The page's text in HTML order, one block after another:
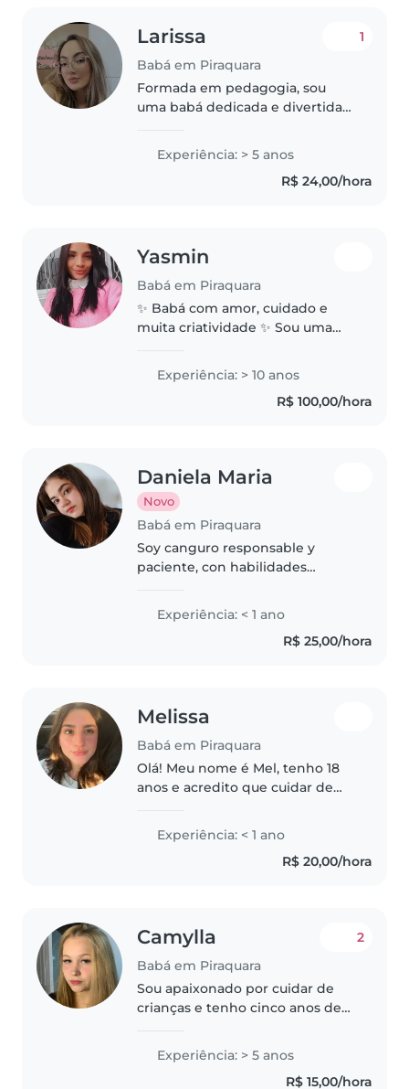
Larissa
Babá em Piraquara
1
Formada em pedagogia, sou
uma babá dedicada e divertida
cuidando de crianças em
diferentes faixas etárias, desde
crianças pequenas até crianças
Experiência: > 5 anos
R$ 24,00/hora
Yasmin
Babá em Piraquara
✨ Babá com amor, cuidado e
muita criatividade ✨ Sou uma
responsável, apaixonada por
cuidar e acompanhar o
desenvolvimento das crianças
Experiência: > 10 anos
R$ 100,00/hora
Daniela Maria
Novo
Babá em Piraquara
Soy canguro responsable y
paciente, con habilidades
Me encanta interactuar con
niños en edad preescolar,
escolar y de párvulos a través de
Experiência: < 1 ano
R$ 25,00/hora
Melissa
Babá em Piraquara
Olá! Meu nome é Mel, tenho 18
anos e acredito que cuidar de
responsabilidade e um privilégio.
Sou calma, carinhosa, paciente e
muito atenciosa. Embora esteja..
Experiência: < 1 ano
R$ 20,00/hora
Camylla
Babá em Piraquara
2
Sou apaixonado por cuidar de
crianças e tenho cinco anos de
pequenas e crianças em idade
pré-escolar. Sou criativa,
responsável e adoro desenhar,
Experiência: > 5 anos
R$ 15,00/hora